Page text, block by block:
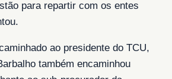
para repartir com os entes
ao presidente do TCU,
também encaminhou